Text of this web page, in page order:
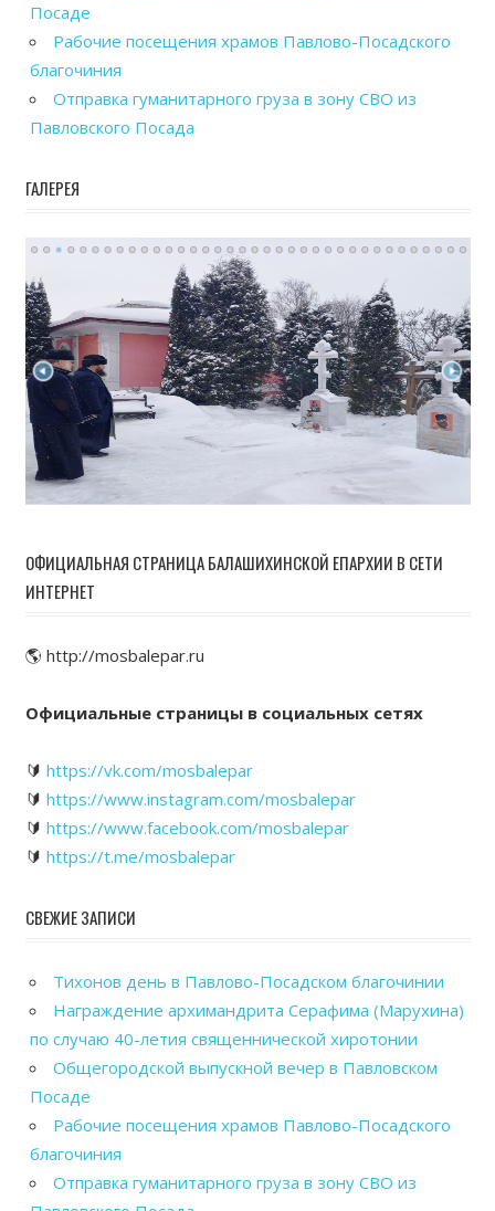
Посаде
Рабочие посещения храмов Павлово-Посадского
благочиния
Отправка гуманитарного груза в зону СВО из
Павловского Посада
ГАЛЕРЕЯ
ОФИЦИАЛЬНАЯ СТРАНИЦА БАЛАШИХИНСКОЙ ЕПАРХИИ В СЕТИ
ИНТЕРНЕТ
🌎 http://mosbalepar.ru
Официальные страницы в социальных сетях
🔰 https://vk.com/mosbalepar
🔰 https://www.instagram.com/mosbalepar
🔰 https://www.facebook.com/mosbalepar
🔰 https://t.me/mosbalepar
СВЕЖИЕ ЗАПИСИ
Тихонов день в Павлово-Посадском благочинии
Награждение архимандрита Серафима (Марухина)
по случаю 40-летия священнической хиротонии
Общегородской выпускной вечер в Павловском
Посаде
Рабочие посещения храмов Павлово-Посадского
благочиния
Отправка гуманитарного груза в зону СВО из